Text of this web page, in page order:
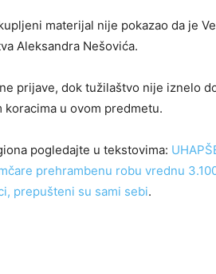
materijal nije pokazao da je
Aleksandra Nešovića.
prijave, dok tužilaštvo nije iznelo
u ovom predmetu.
pogledajte u tekstovima:
prehrambenu robu vrednu
prepušteni su sami sebi.